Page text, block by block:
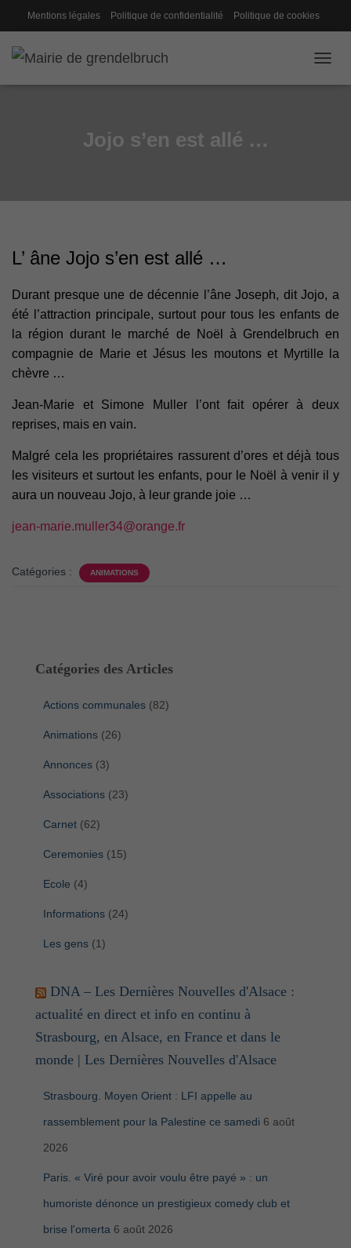
Mentions légales Politique de confidentialité Politique de cookies
Jojo s’en est allé …
L’ âne Jojo s’en est allé …
Durant presque une de décennie l’âne Joseph, dit Jojo, a
été l’attraction principale, surtout pour tous les enfants de
la région durant le marché de Noël à Grendelbruch en
compagnie de Marie et Jésus les moutons et Myrtille la
chèvre …
Jean-Marie et Simone Muller l’ont fait opérer à deux
reprises, mais en vain.
Malgré cela les propriétaires rassurent d’ores et déjà tous
les visiteurs et surtout les enfants, pour le Noël à venir il y
aura un nouveau Jojo, à leur grande joie …
jean-marie.muller34@orange.fr
Catégories : ANIMATIONS
Catégories des Articles
Actions communales (82)
Animations (26)
Annonces (3)
Associations (23)
Carnet (62)
Ceremonies (15)
Ecole (4)
Informations (24)
Les gens (1)
DNA – Les Dernières Nouvelles d'Alsace :
actualité en direct et info en continu à
Strasbourg, en Alsace, en France et dans le
monde | Les Dernières Nouvelles d'Alsace
Strasbourg. Moyen Orient : LFI appelle au
rassemblement pour la Palestine ce samedi 6 août
2026
Paris. « Viré pour avoir voulu être payé » : un
humoriste dénonce un prestigieux comedy club et
brise l'omerta 6 août 2026